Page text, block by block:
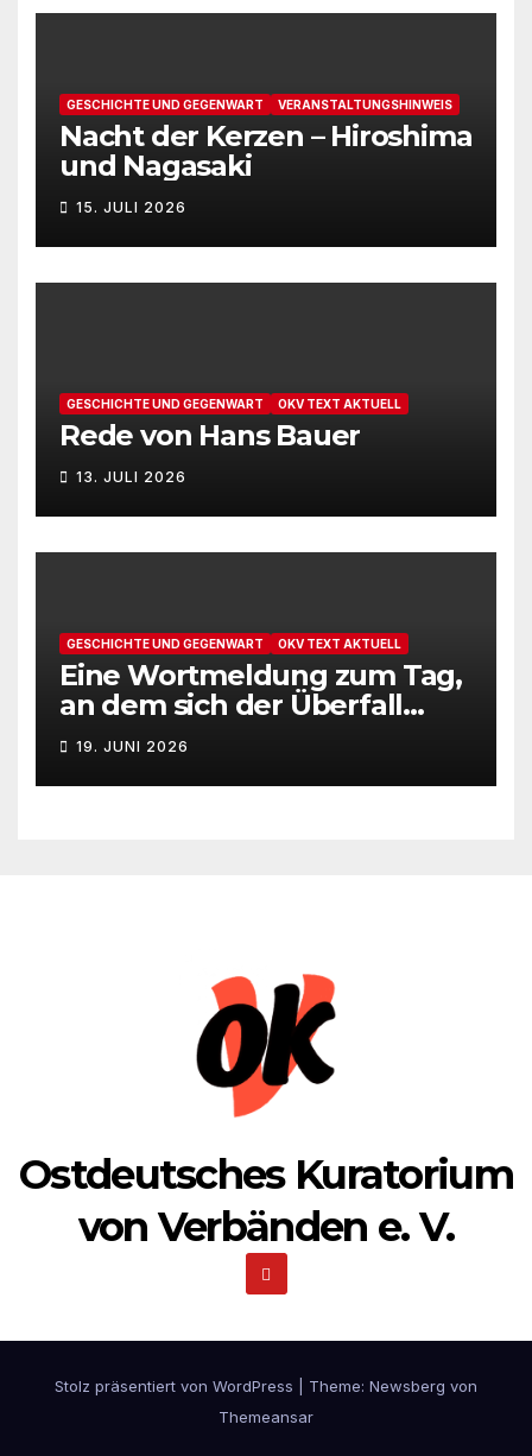
GESCHICHTE UND GEGENWART VERANSTALTUNGSHINWEIS
Nacht der Kerzen – Hiroshima
und Nagasaki
15. JULI 2026
GESCHICHTE UND GEGENWART OKV TEXT AKTUELL
Rede von Hans Bauer
13. JULI 2026
GESCHICHTE UND GEGENWART OKV TEXT AKTUELL
Eine Wortmeldung zum Tag,
an dem sich der Überfall
Deutschlands auf die UdSSR
1941 zum 85. Male jährt
19. JUNI 2026
Ostdeutsches Kuratorium
von Verbänden e. V.
Stolz präsentiert von WordPress Theme: Newsberg von
Themeansar